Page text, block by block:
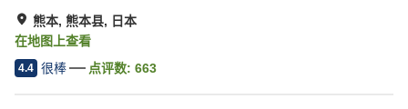
熊本, 熊本县, 日本
在地图上查看
4.4 很棒 点评数: 663